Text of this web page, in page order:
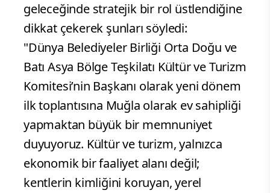
geleceğinde stratejik bir rol üstlendiğine
dikkat çekerek şunları söyledi:
"Dünya Belediyeler Birliği Orta Doğu ve
Batı Asya Bölge Teşkilatı Kültür ve Turizm
Komitesi’nin Başkanı olarak yeni dönem
ilk toplantısına Muğla olarak ev sahipliği
yapmaktan büyük bir memnuniyet
duyuyoruz. Kültür ve turizm, yalnızca
ekonomik bir faaliyet alanı değil;
kentlerin kimliğini koruyan, yerel